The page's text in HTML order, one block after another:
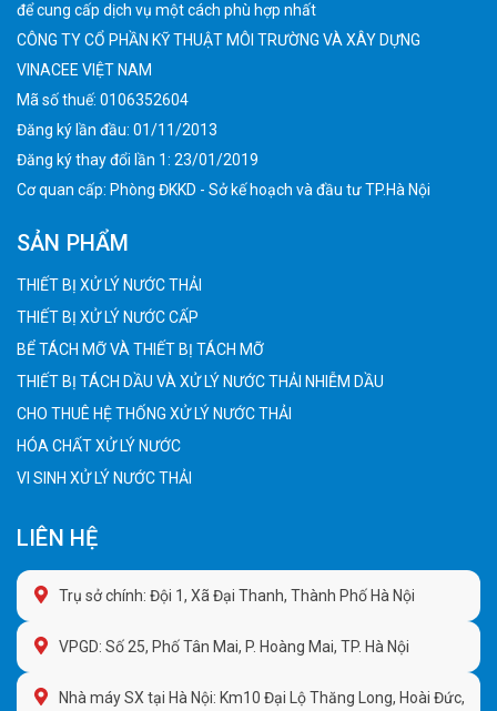
để cung cấp dịch vụ một cách phù hợp nhất
CÔNG TY CỔ PHẦN KỸ THUẬT MÔI TRƯỜNG VÀ XÂY DỰNG
VINACEE VIỆT NAM
Mã số thuế: 0106352604
Đăng ký lần đầu: 01/11/2013
Đăng ký thay đổi lần 1: 23/01/2019
Cơ quan cấp: Phòng ĐKKD - Sở kế hoạch và đầu tư TP.Hà Nội
SẢN PHẨM
THIẾT BỊ XỬ LÝ NƯỚC THẢI
THIẾT BỊ XỬ LÝ NƯỚC CẤP
BỂ TÁCH MỠ VÀ THIẾT BỊ TÁCH MỠ
THIẾT BỊ TÁCH DẦU VÀ XỬ LÝ NƯỚC THẢI NHIỄM DẦU
CHO THUÊ HỆ THỐNG XỬ LÝ NƯỚC THẢI
HÓA CHẤT XỬ LÝ NƯỚC
VI SINH XỬ LÝ NƯỚC THẢI
LIÊN HỆ
Trụ sở chính: Đội 1, Xã Đại Thanh, Thành Phố Hà Nội
VPGD: Số 25, Phố Tân Mai, P. Hoàng Mai, TP. Hà Nội
Nhà máy SX tại Hà Nội: Km10 Đại Lộ Thăng Long, Hoài Đức,